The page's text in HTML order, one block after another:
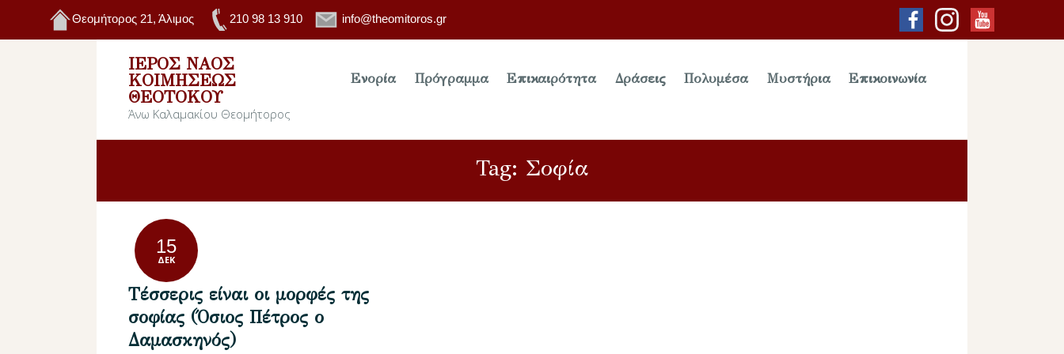
Θεομήτορος 21, Άλιμος 210 98 13 910 info@theomitoros.gr
ΙΕΡΌΣ ΝΑΌΣ
ΚΟΙΜΉΣΕΩΣ
ΘΕΟΤΌΚΟΥ
Άνω Καλαμακίου Θεομήτορος
Ενορία Πρόγραμμα Επικαιρότητα Δράσεις Πολυμέσα Μυστήρια Επικοινωνία
Tag: Σοφία
15
ΔΕΚ
Τέσσερις είναι οι μορφές της
σοφίας (Όσιος Πέτρος ο
Δαμασκηνός)